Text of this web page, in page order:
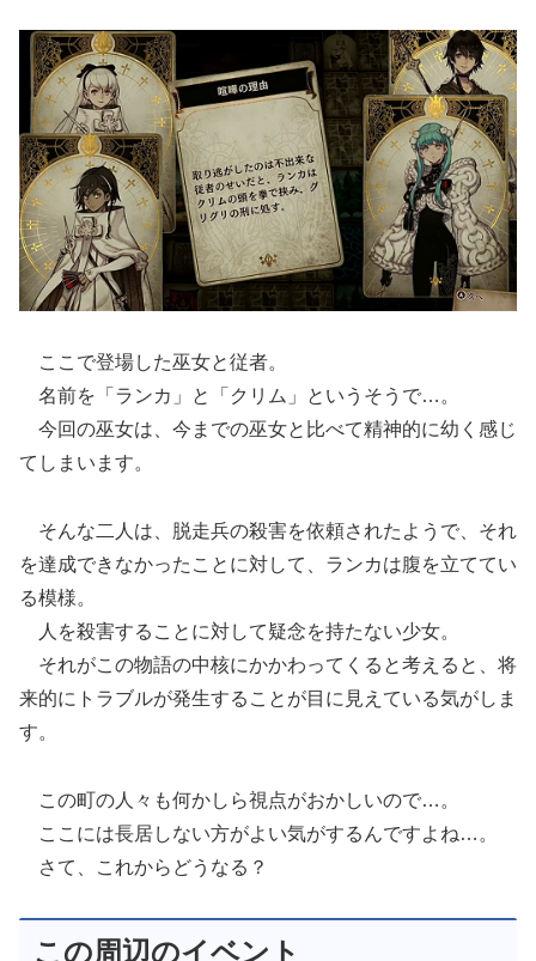
ここで登場した巫女と従者。
名前を「ランカ」と「クリム」というそうで…。
今回の巫女は、今までの巫女と比べて精神的に幼く感じ
てしまいます。
そんな二人は、脱走兵の殺害を依頼されたようで、それ
を達成できなかったことに対して、ランカは腹を立ててい
る模様。
人を殺害することに対して疑念を持たない少女。
それがこの物語の中核にかかわってくると考えると、将
来的にトラブルが発生することが目に見えている気がしま
す。
この町の人々も何かしら視点がおかしいので…。
ここには長居しない方がよい気がするんですよね…。
さて、これからどうなる？
この周辺のイベント